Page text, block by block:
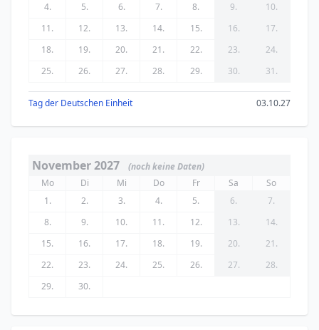
4.
5. 6. 7. 8. 9.
10.
11.
12. 13. 14. 15. 16.
17.
18.
19. 20. 21. 22. 23.
24.
25.
26. 27. 28. 29. 30. 31.
Tag der Deutschen Einheit 03.10.27
November 2027
(noch keine Daten)
Mo
Di Mi Do Fr Sa
So
1.
2. 3. 4. 5. 6.
7.
8.
9. 10. 11. 12. 13.
14.
15.
16. 17. 18. 19. 20.
21.
22.
23. 24. 25. 26. 27.
28.
29.
30.